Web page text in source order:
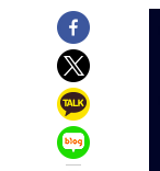
-7016초 전 >
[속
-5713초 전 >
[속
-31936초 전 >
[
화"
-31684초 전 >
日
-30114초 전 >
[